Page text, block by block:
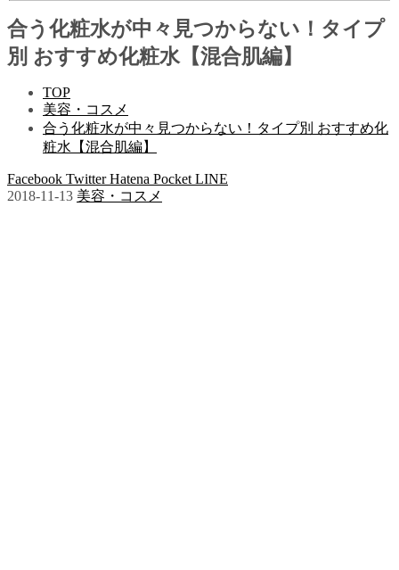
合う化粧水が中々見つからない！タイプ
別 おすすめ化粧水【混合肌編】
TOP
美容・コスメ
合う化粧水が中々見つからない！タイプ別 おすすめ化
粧水【混合肌編】
Facebook TwitterHatena Pocket LINE
2018-11-13 美容・コスメ